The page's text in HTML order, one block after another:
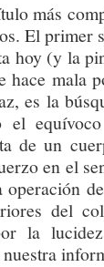
más
El primer
hoy (y la
hace mala
es la
el
de un
en el
operación
del
la